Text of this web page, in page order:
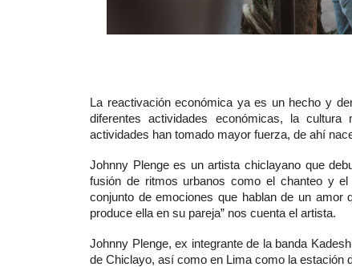
La reactivación económica ya es un hecho y
diferentes actividades económicas, la
actividades han tomado mayor fuerza, de ahí
Johnny Plenge es un artista chiclayano que
fusión de ritmos urbanos como el chanteo y
conjunto de emociones que hablan de un
produce ella en su pareja” nos cuenta el artista.
Johnny Plenge, ex integrante de la banda
de Chiclayo, así como en Lima como la estación